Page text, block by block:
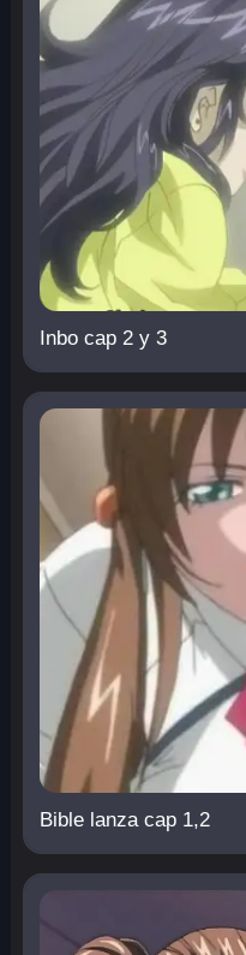
Inbo cap 2 y 3
Bible lanza cap 1,2